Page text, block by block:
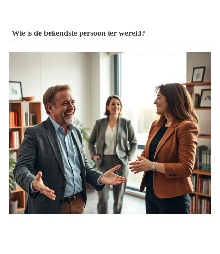
Wie is de bekendste persoon ter wereld?